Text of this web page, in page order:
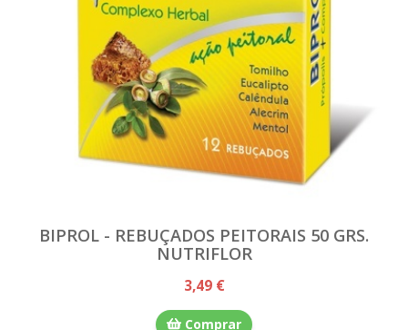
BIPROL - REBUÇADOS PEITORAIS 50 GRS.
NUTRIFLOR
3,49 €
Comprar